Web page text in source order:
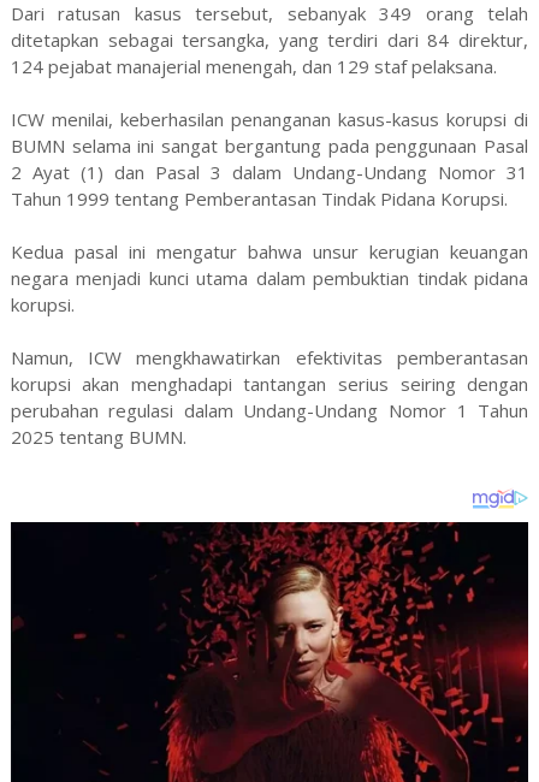
Dari ratusan kasus tersebut, sebanyak 349 orang telah
ditetapkan sebagai tersangka, yang terdiri dari 84 direktur,
124 pejabat manajerial menengah, dan 129 staf pelaksana.
ICW menilai, keberhasilan penanganan kasus-kasus korupsi di
BUMN selama ini sangat bergantung pada penggunaan Pasal
2 Ayat (1) dan Pasal 3 dalam Undang-Undang Nomor 31
Tahun 1999 tentang Pemberantasan Tindak Pidana Korupsi.
Kedua pasal ini mengatur bahwa unsur kerugian keuangan
negara menjadi kunci utama dalam pembuktian tindak pidana
korupsi.
Namun, ICW mengkhawatirkan efektivitas pemberantasan
korupsi akan menghadapi tantangan serius seiring dengan
perubahan regulasi dalam Undang-Undang Nomor 1 Tahun
2025 tentang BUMN.